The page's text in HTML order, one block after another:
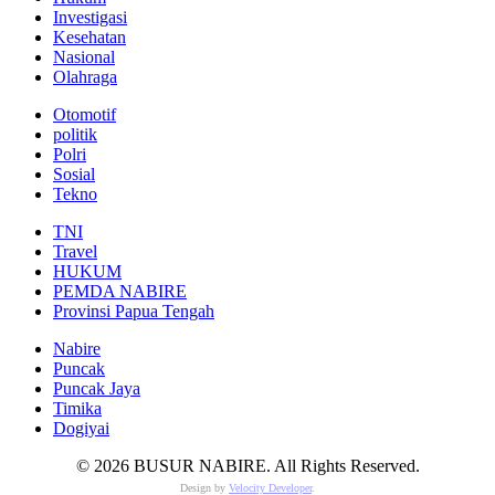
Investigasi
Kesehatan
Nasional
Olahraga
Otomotif
politik
Polri
Sosial
Tekno
TNI
Travel
HUKUM
PEMDA NABIRE
Provinsi Papua Tengah
Nabire
Puncak
Puncak Jaya
Timika
Dogiyai
© 2026 BUSUR NABIRE. All Rights Reserved.
Design by Velocity Developer.